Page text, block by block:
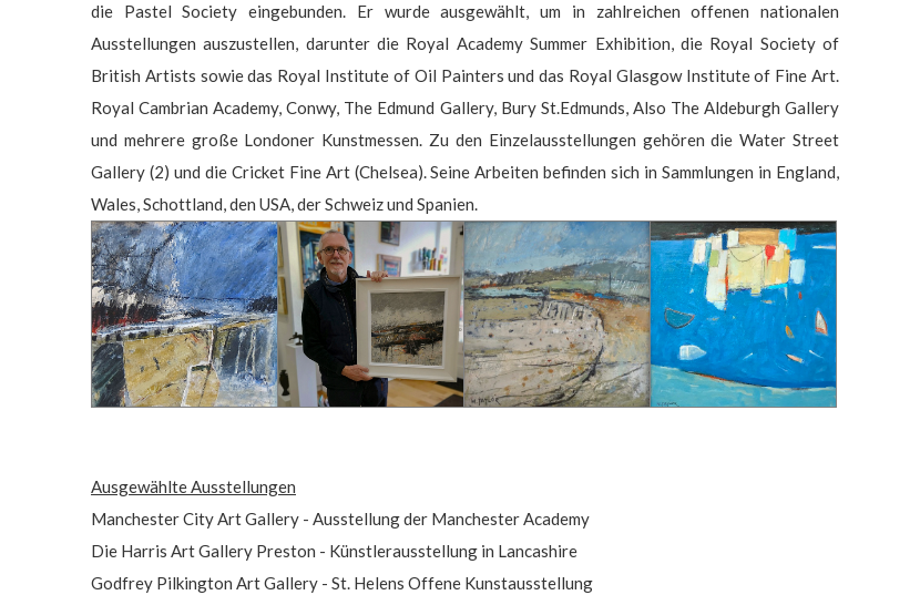
die Pastel Society eingebunden. Er wurde ausgewählt, um in zahlreichen offenen nationalen
Ausstellungen auszustellen, darunter die Royal Academy Summer Exhibition, die Royal Society of
British Artists sowie das Royal Institute of Oil Painters und das Royal Glasgow Institute of Fine Art.
Royal Cambrian Academy, Conwy, The Edmund Gallery, Bury St.Edmunds, Also The Aldeburgh Gallery
und mehrere große Londoner Kunstmessen. Zu den Einzelausstellungen gehören die Water Street
Gallery (2) und die Cricket Fine Art (Chelsea). Seine Arbeiten befinden sich in Sammlungen in England,
Wales, Schottland, den USA, der Schweiz und Spanien.
Ausgewählte Ausstellungen
Manchester City Art Gallery - Ausstellung der Manchester Academy
Die Harris Art Gallery Preston - Künstlerausstellung in Lancashire
Godfrey Pilkington Art Gallery - St. Helens Offene Kunstausstellung